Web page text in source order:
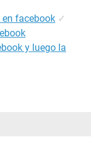
en facebook ✓
y luego la